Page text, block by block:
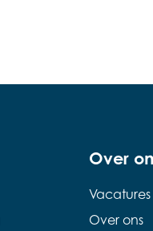
Over
Vacatures
Over ons